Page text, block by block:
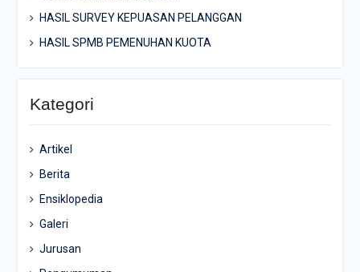
HASIL SURVEY KEPUASAN PELANGGAN
HASIL SPMB PEMENUHAN KUOTA
Kategori
Artikel
Berita
Ensiklopedia
Galeri
Jurusan